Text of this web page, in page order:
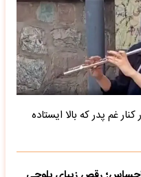
غم پدر که بالا ایستاده